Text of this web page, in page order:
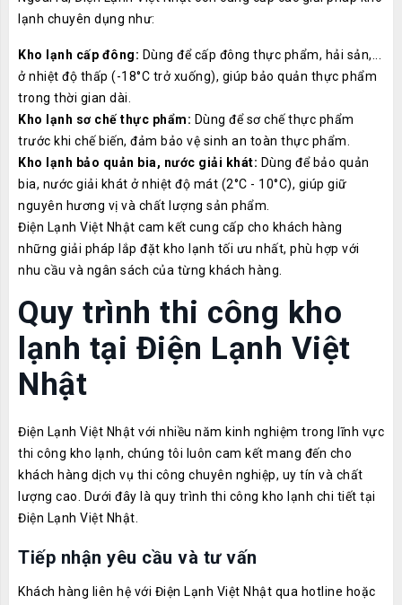
lạnh chuyên dụng như:
Kho lạnh cấp đông: Dùng để cấp đông thực phẩm, hải sản,...
ở nhiệt độ thấp (-18°C trở xuống), giúp bảo quản thực phẩm
trong thời gian dài.
Kho lạnh sơ chế thực phẩm: Dùng để sơ chế thực phẩm
trước khi chế biến, đảm bảo vệ sinh an toàn thực phẩm.
Kho lạnh bảo quản bia, nước giải khát: Dùng để bảo quản
bia, nước giải khát ở nhiệt độ mát (2°C - 10°C), giúp giữ
nguyên hương vị và chất lượng sản phẩm.
Điện Lạnh Việt Nhật cam kết cung cấp cho khách hàng
những giải pháp lắp đặt kho lạnh tối ưu nhất, phù hợp với
nhu cầu và ngân sách của từng khách hàng.
Quy trình thi công kho
lạnh tại Điện Lạnh Việt
Nhật
Điện Lạnh Việt Nhật với nhiều năm kinh nghiệm trong lĩnh vực
thi công kho lạnh, chúng tôi luôn cam kết mang đến cho
khách hàng dịch vụ thi công chuyên nghiệp, uy tín và chất
lượng cao. Dưới đây là quy trình thi công kho lạnh chi tiết tại
Điện Lạnh Việt Nhật.
Tiếp nhận yêu cầu và tư vấn
Khách hàng liên hệ với Điện Lạnh Việt Nhật qua hotline hoặc